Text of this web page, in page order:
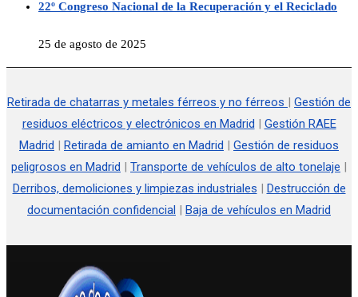
22º Congreso Nacional de la Recuperación y el Reciclado
25 de agosto de 2025
Retirada de chatarras y metales férreos y no férreos | Gestión de
residuos eléctricos y electrónicos en Madrid | Gestión RAEE
Madrid | Retirada de amianto en Madrid | Gestión de residuos
peligrosos en Madrid | Transporte de vehículos de alto tonelaje |
Derribos, demoliciones y limpiezas industriales | Destrucción de
documentación confidencial | Baja de vehículos en Madrid